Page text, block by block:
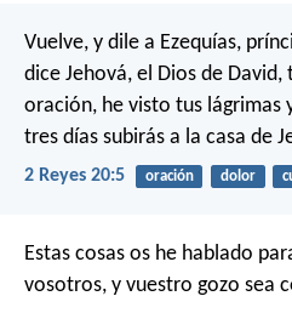
Vuelve, y dile a Ezequías,
dice Jehová, el Dios de
oración, he visto tus lágrimas
tres días subirás a la casa de
2 Reyes 20:5 oración dolor
Estas cosas os he hablado
vosotros, y vuestro gozo sea